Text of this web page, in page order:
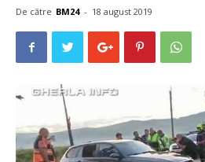
De către BM24 - 18 august 2019